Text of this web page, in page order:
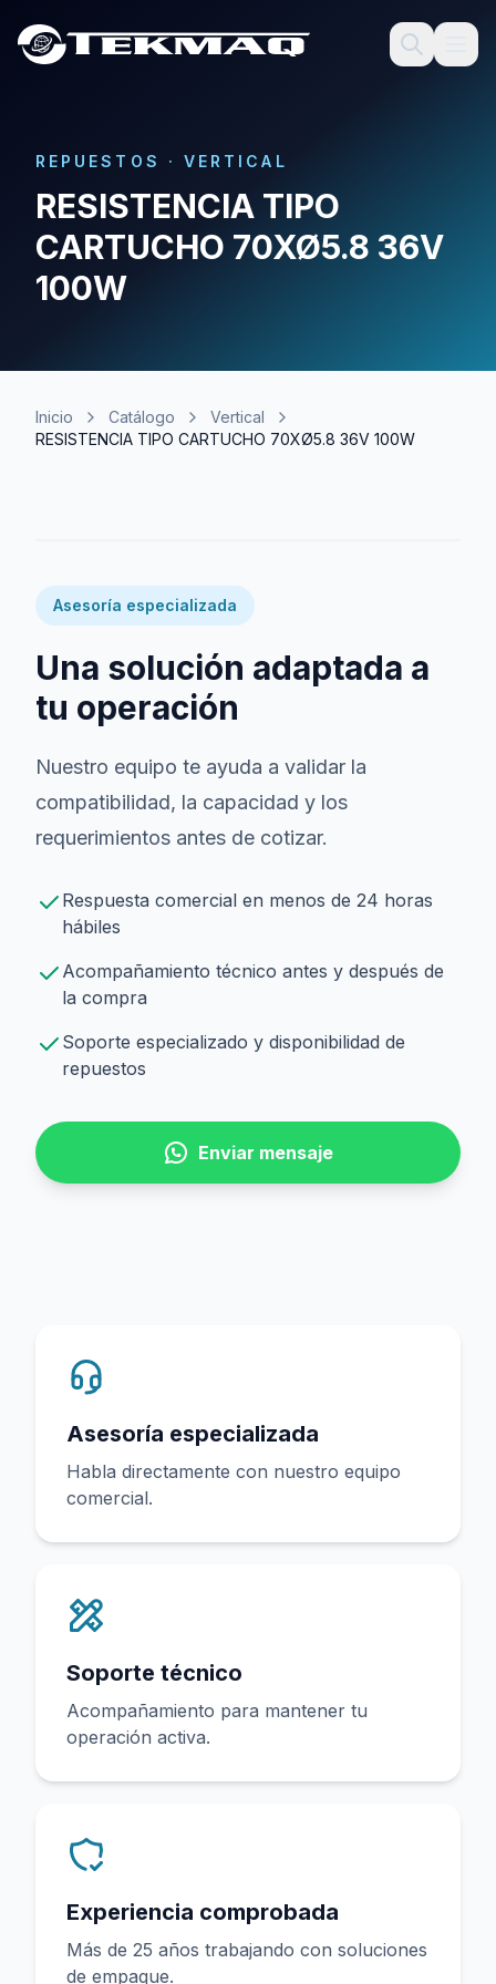
REPUESTOS · VERTICAL
RESISTENCIA TIPO
CARTUCHO 70XØ5.8 36V
100W
Inicio Catálogo
Vertical
RESISTENCIA TIPO CARTUCHO 70XØ5.8 36V 100W
Asesoría especializada
Una solución adaptada a
tu operación
Nuestro equipo te ayuda a validar la
compatibilidad, la capacidad y los
requerimientos antes de cotizar.
Respuesta comercial en menos de 24 horas
hábiles
Acompañamiento técnico antes y después de
la compra
Soporte especializado y disponibilidad de
repuestos
Enviar mensaje
Asesoría especializada
Habla directamente con nuestro equipo
comercial.
Soporte técnico
Acompañamiento para mantener tu
operación activa.
Experiencia comprobada
Más de 25 años trabajando con soluciones
de empaque.